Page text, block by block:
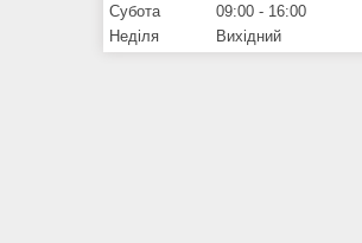
Субота
09:00
16:00
Неділя
Вихідний